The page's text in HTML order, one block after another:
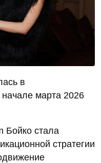
в
марта 2026
Бойко стала
стратегии